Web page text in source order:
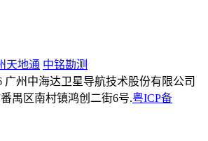
天地通 中铭勘测
广州中海达卫星导航技术股份有限公司
禺区南村镇鸿创二街6号.粤ICP备